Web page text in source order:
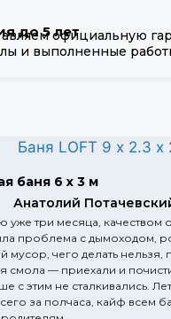
до 5 летофициальную
и выполненные
баня 6 х 3 м
Анатолий
уже три месяца, качеством
проблема с дымоходом,
мусор, чего делать нельзя,
смола — приехали и
с этим не сталкивались.
за полчаса, кайф всем